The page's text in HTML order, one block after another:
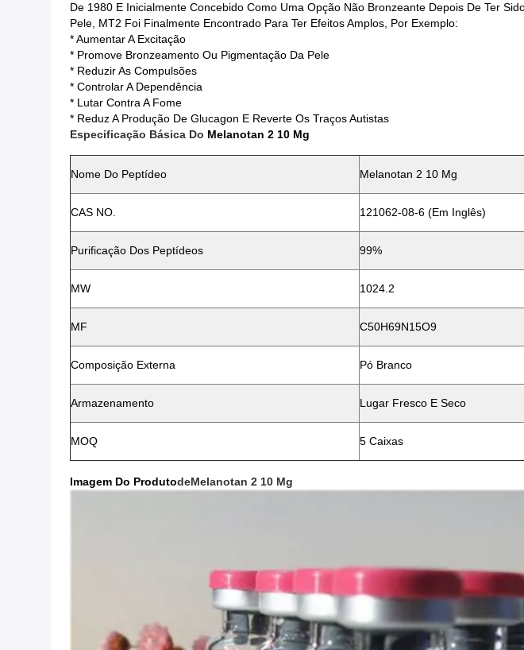
De 1980 E Inicialmente Concebido Como Uma Opção Não Bronzeante Depois De Ter
Pele, MT2 Foi Finalmente Encontrado Para Ter Efeitos Amplos, Por Exemplo:
* Aumentar A Excitação
* Promove Bronzeamento Ou Pigmentação Da Pele
* Reduzir As Compulsões
* Controlar A Dependência
* Lutar Contra A Fome
* Reduz A Produção De Glucagon E Reverte Os Traços Autistas
Especificação Básica Do Melanotan 2 10 Mg
Nome Do Peptídeo Melanotan 2 10 Mg
CAS NO. 121062-08-6 (em Inglês)
Purificação Dos Peptídeos 99%
MW 1024.2
MF C50H69N15O9
Composição Externa Pó Branco
Armazenamento Lugar Fresco E Seco
MOQ 5 Caixas
Imagem Do ProdutoDeMelanotan 2 10 Mg